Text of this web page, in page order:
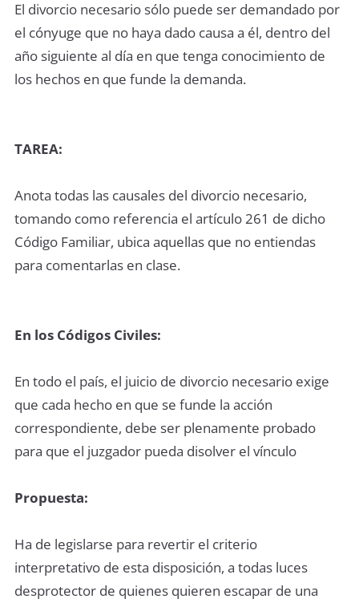
El divorcio necesario sólo puede ser demandado por
el cónyuge que no haya dado causa a él, dentro del
año siguiente al día en que tenga conocimiento de
los hechos en que funde la demanda.
TAREA:
Anota todas las causales del divorcio necesario,
tomando como referencia el artículo 261 de dicho
Código Familiar, ubica aquellas que no entiendas
para comentarlas en clase.
En los Códigos Civiles:
En todo el país, el juicio de divorcio necesario exige
que cada hecho en que se funde la acción
correspondiente, debe ser plenamente probado
para que el juzgador pueda disolver el vínculo
Propuesta:
Ha de legislarse para revertir el criterio
interpretativo de esta disposición, a todas luces
desprotector de quienes quieren escapar de una